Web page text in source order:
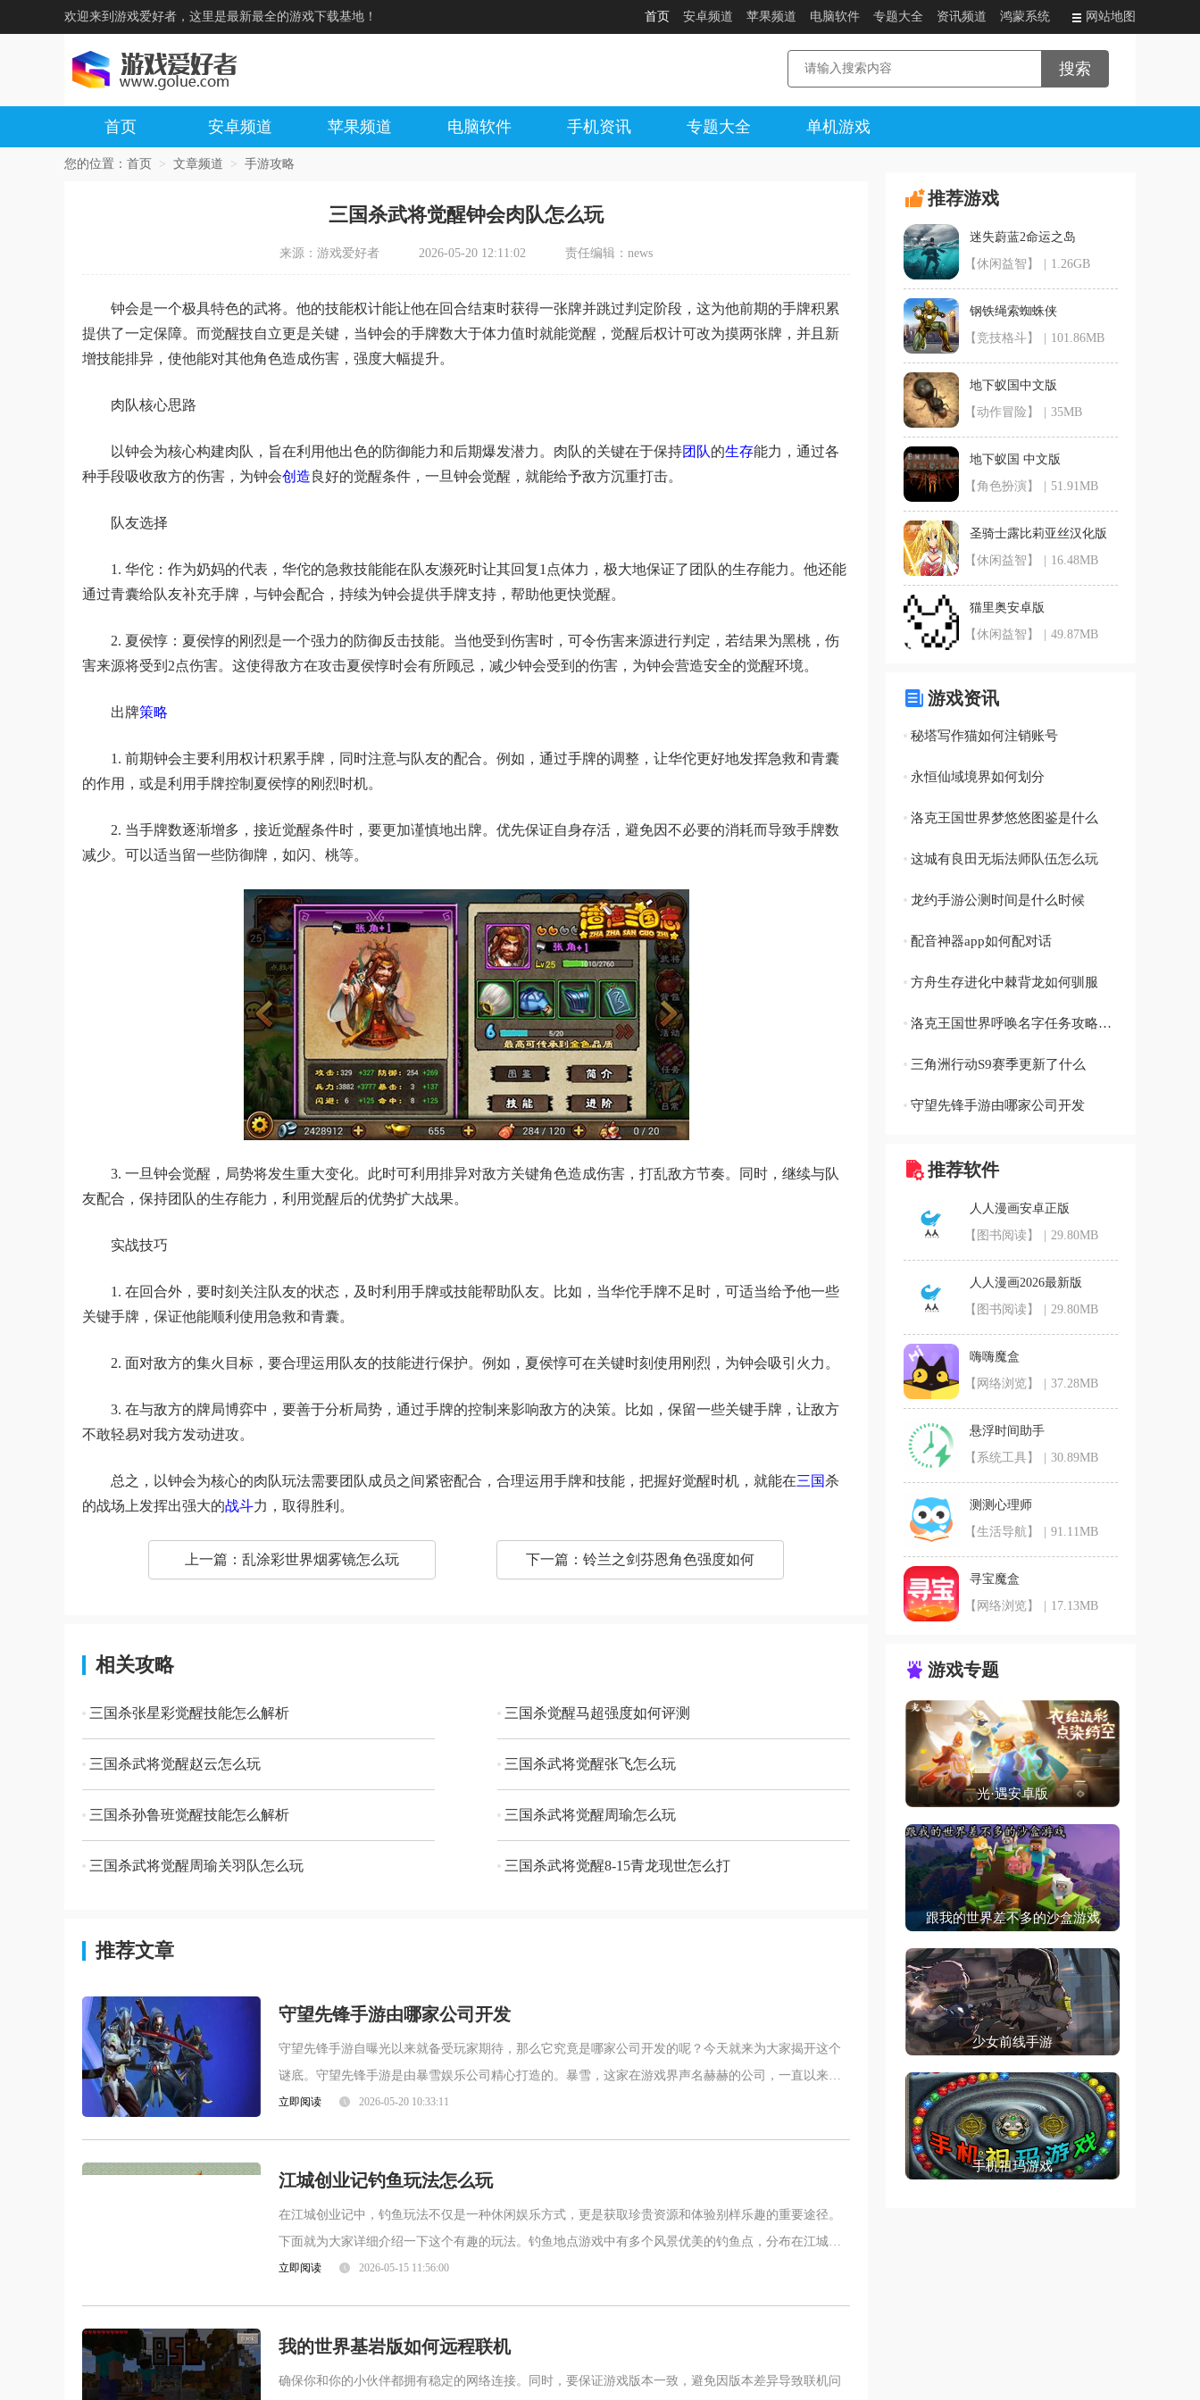
欢迎来到游戏爱好者，这里是最新最全的游戏下载基地！ 首页 安卓频道 苹果频道 电脑软件 专题大全 资讯频道 鸿蒙系统 网站地图
首页 安卓频道 苹果频道 电脑软件 手机资讯 专题大全 单机游戏
您的位置： 首页 > 文章频道 > 手游攻略
三国杀武将觉醒钟会肉队怎么玩
来源：游戏爱好者 2026-05-20 12:11:02 责任编辑：news
钟会是一个极具特色的武将。他的技能权计能让他在回合结束时获得一张牌并跳过判定阶段，这为他前期的手牌积累
提供了一定保障。而觉醒技自立更是关键，当钟会的手牌数大于体力值时就能觉醒，觉醒后权计可改为摸两张牌，并且新
增技能排异，使他能对其他角色造成伤害，强度大幅提升。
肉队核心思路
以钟会为核心构建肉队，旨在利用他出色的防御能力和后期爆发潜力。肉队的关键在于保持团队的生存能力，通过各
种手段吸收敌方的伤害，为钟会创造良好的觉醒条件，一旦钟会觉醒，就能给予敌方沉重打击。
队友选择
1. 华佗：作为奶妈的代表，华佗的急救技能能在队友濒死时让其回复1点体力，极大地保证了团队的生存能力。他还能
通过青囊给队友补充手牌，与钟会配合，持续为钟会提供手牌支持，帮助他更快觉醒。
2. 夏侯惇：夏侯惇的刚烈是一个强力的防御反击技能。当他受到伤害时，可令伤害来源进行判定，若结果为黑桃，伤
害来源将受到2点伤害。这使得敌方在攻击夏侯惇时会有所顾忌，减少钟会受到的伤害，为钟会营造安全的觉醒环境。
出牌策略
1. 前期钟会主要利用权计积累手牌，同时注意与队友的配合。例如，通过手牌的调整，让华佗更好地发挥急救和青囊
的作用，或是利用手牌控制夏侯惇的刚烈时机。
2. 当手牌数逐渐增多，接近觉醒条件时，要更加谨慎地出牌。优先保证自身存活，避免因不必要的消耗而导致手牌数
减少。可以适当留一些防御牌，如闪、桃等。
3. 一旦钟会觉醒，局势将发生重大变化。此时可利用排异对敌方关键角色造成伤害，打乱敌方节奏。同时，继续与队
友配合，保持团队的生存能力，利用觉醒后的优势扩大战果。
实战技巧
1. 在回合外，要时刻关注队友的状态，及时利用手牌或技能帮助队友。比如，当华佗手牌不足时，可适当给予他一些
关键手牌，保证他能顺利使用急救和青囊。
2. 面对敌方的集火目标，要合理运用队友的技能进行保护。例如，夏侯惇可在关键时刻使用刚烈，为钟会吸引火力。
3. 在与敌方的牌局博弈中，要善于分析局势，通过手牌的控制来影响敌方的决策。比如，保留一些关键手牌，让敌方
不敢轻易对我方发动进攻。
总之，以钟会为核心的肉队玩法需要团队成员之间紧密配合，合理运用手牌和技能，把握好觉醒时机，就能在三国杀
的战场上发挥出强大的战斗力，取得胜利。
上一篇： 乱涂彩世界烟雾镜怎么玩 下一篇： 铃兰之剑芬恩角色强度如何
相关攻略
三国杀张星彩觉醒技能怎么解析 三国杀觉醒马超强度如何评测
三国杀武将觉醒赵云怎么玩 三国杀武将觉醒张飞怎么玩
三国杀孙鲁班觉醒技能怎么解析 三国杀武将觉醒周瑜怎么玩
三国杀武将觉醒周瑜关羽队怎么玩 三国杀武将觉醒8-15青龙现世怎么打
推荐文章
守望先锋手游由哪家公司开发
守望先锋手游自曝光以来就备受玩家期待，那么它究竟是哪家公司开发的呢？今天就来为大家揭开这个
谜底。守望先锋手游是由暴雪娱乐公司精心打造的。暴雪，这家在游戏界声名赫赫的公司，一直以来都
以高品质的游戏闻名全球。暴雪拥有着顶尖的游戏开发团队，他们凭借丰富的经验与卓越的
立即阅读 2026-05-20 10:33:11
江城创业记钓鱼玩法怎么玩
在江城创业记中，钓鱼玩法不仅是一种休闲娱乐方式，更是获取珍贵资源和体验别样乐趣的重要途径。
下面就为大家详细介绍一下这个有趣的玩法。钓鱼地点游戏中有多个风景优美的钓鱼点，分布在江城的
各个角落。比如宁静的湖泊、蜿蜒的河流等。不同地点钓到的鱼种类和品质会有所差异，你
立即阅读 2026-05-15 11:56:00
我的世界基岩版如何远程联机
确保你和你的小伙伴都拥有稳定的网络连接。同时，要保证游戏版本一致，避免因版本差异导致联机问
推荐游戏
迷失蔚蓝2命运之岛
【休闲益智】
1.26GB
钢铁绳索蜘蛛侠
【竞技格斗】
101.86MB
地下蚁国中文版
【动作冒险】
35MB
地下蚁国 中文版
【角色扮演】
51.91MB
圣骑士露比莉亚丝汉化版
【休闲益智】
16.48MB
猫里奥安卓版
【休闲益智】
49.87MB
游戏资讯
秘塔写作猫如何注销账号
永恒仙域境界如何划分
洛克王国世界梦悠悠图鉴是什么
这城有良田无垢法师队伍怎么玩
龙约手游公测时间是什么时候
配音神器app如何配对话
方舟生存进化中棘背龙如何驯服
洛克王国世界呼唤名字任务攻略有哪些
三角洲行动S9赛季更新了什么
守望先锋手游由哪家公司开发
推荐软件
人人漫画安卓正版
【图书阅读】
29.80MB
人人漫画2026最新版
【图书阅读】
29.80MB
嗨嗨魔盒
【网络浏览】
37.28MB
悬浮时间助手
【系统工具】
30.89MB
测测心理师
【生活导航】
91.11MB
寻宝魔盒
【网络浏览】
17.13MB
游戏专题
光·遇安卓版
跟我的世界差不多的沙盒游戏
少女前线手游
手机祖玛游戏